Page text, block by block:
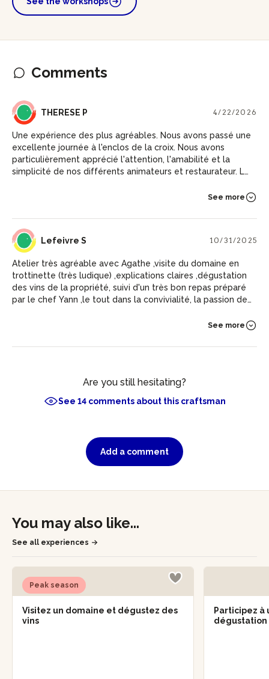
Comments
TP THERESE P 4/22/2026
Une expérience des plus agréables. Nous avons passé une
excellente journée à l'enclos de la croix. Nous avons
particulièrement apprécié l'attention, l'amabilité et la
simplicité de nos différents animateurs et restaurateur. La
généreuse et le déjeuner gastronomique champêtre forme
See more
LS Lefeivre S 10/31/2025
Atelier très agréable avec Agathe ,visite du domaine en
trottinette (très ludique) ,explications claires ,dégustation
des vins de la propriété, suivi d'un très bon repas préparé
par le chef Yann ,le tout dans la convivialité, la passion de
See more
Are you still hesitating?
See 14 comments about this craftsman
Add a comment
You may also like...
See all experiences
Peak season
Visitez un domaine et dégustez des
vins
Participez à
dégustation